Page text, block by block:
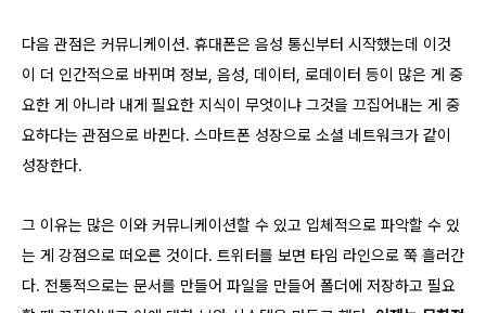
다음 관점은 커뮤니케이션. 휴대폰은 음성 통신부터 시작했는데 이것
이 더 인간적으로 바뀌며 정보, 음성, 데이터, 로데이터 등이 많은 게 중
요한 게 아니라 내게 필요한 지식이 무엇이냐 그것을 끄집어내는 게 중
요하다는 관점으로 바뀐다. 스마트폰 성장으로 소셜 네트워크가 같이
성장한다.
그 이유는 많은 이와 커뮤니케이션할 수 있고 입체적으로 파악할 수 있
는 게 강점으로 떠오른 것이다. 트위터를 보면 타임 라인으로 쭉 흘러간
다. 전통적으로는 문서를 만들어 파일을 만들어 폴더에 저장하고 필요